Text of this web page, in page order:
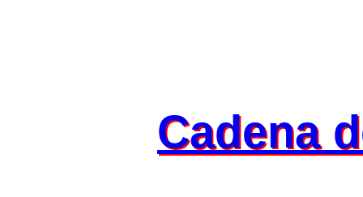
Cadena